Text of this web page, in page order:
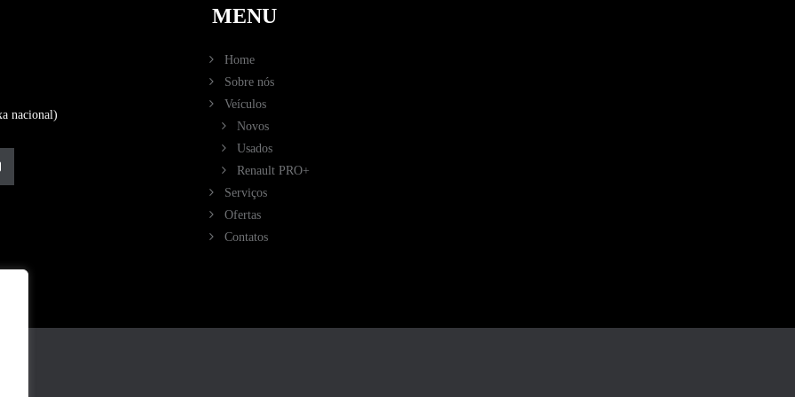
nacional)
MENU
Home
Sobre nós
Veículos
Novos
Usados
Renault PRO+
Serviços
Ofertas
Contatos